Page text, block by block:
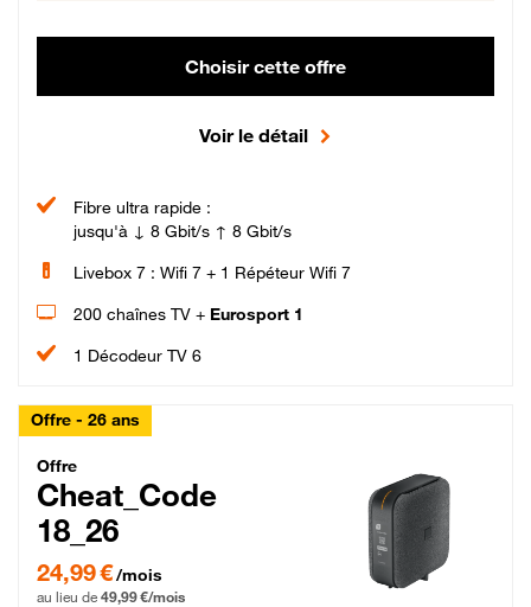
Choisir cette offre
Voir le détail
Fibre ultra rapide :
jusqu'à ↓ 8 Gbit/s ↑ 8 Gbit/s
Livebox 7 : Wifi 7 + 1 Répéteur Wifi 7
200 chaînes TV + Eurosport 1
1 Décodeur TV 6
Offre - 26 ans
Cheat_Code Fibre_18_26
Offre
Cheat_Code
18_26
24,99 € par mois pendant 0 mois puis 49,99 € par mois, Sans engagement
24,99 €/mois
au lieu de 49,99 €/mois